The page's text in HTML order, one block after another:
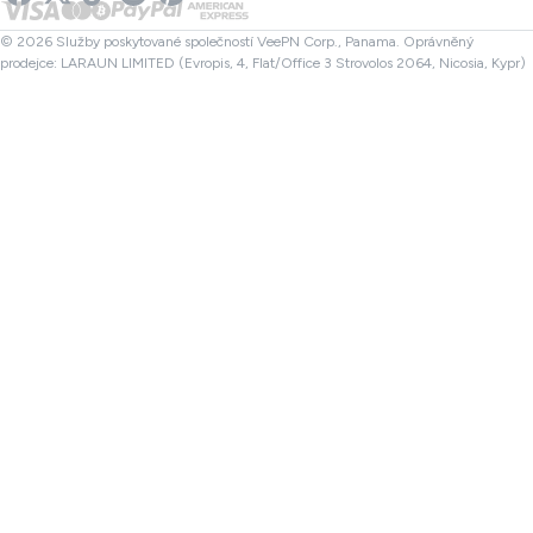
Kontrola souboru
Turecko VPN
Partneři
© 2026 Služby poskytované společností VeePN Corp., Panama. Oprávněný
prodejce: LARAUN LIMITED (Evropis, 4, Flat/Office 3 Strovolos 2064, Nicosia, Kypr)